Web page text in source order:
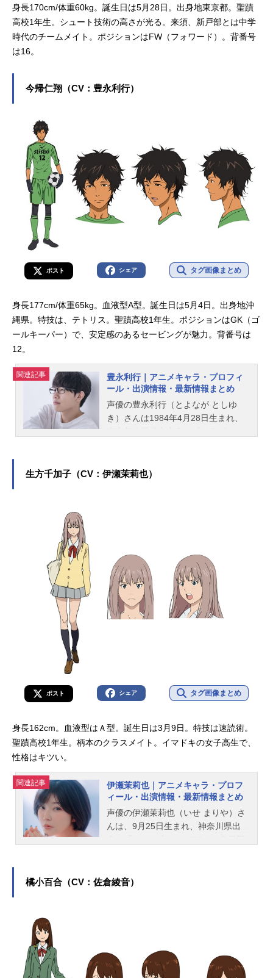
身長170cm/体重60kg。誕生日は5月28日。出身地東京都。聖蹟
高校1年生。シュート技術の高さが光る。来須、新戸部とは中学
時代のチームメイト。ポジションはFW（フォワード）。背番号
は16。
今帰仁翔（CV：豊永利行）
ポスト シェア タグ画像まとめ
身長177cm/体重65kg。血液型A型。誕生日は5月4日。出身地沖
縄県。特技は、テトリス。聖蹟高校1年生。ポジションはGK（ゴ
ールキーパー）で、安定感のあるセービングが魅力。背番号は
12。
関連記事
豊永利行｜アニメキャラ・プロフィ
ール・出演情報・最新情報まとめ
声優の豊永利行（とよなが としゆ
き）さんは1984年4月28日生まれ、
勇利役など、人気作品のキャラクタ
生方千加子（CV：伊瀬茉莉也）
ポスト シェア タグ画像まとめ
身長162cm。血液型はＡ型。誕生日は3月9日。特技は速読術。
聖蹟高校1年生。柄本のクラスメイト。イマドキの女子高生で、
性格はキツい。
関連記事
伊瀬茉莉也｜アニメキャラ・プロフ
ィール・出演情報・最新情報まとめ
声優の伊瀬茉莉也（いせ まりや）さ
んは、9月25日生まれ、神奈川県出
作）』のキルア＝ゾルディック役な
橘小百合（CV：佐倉綾音）